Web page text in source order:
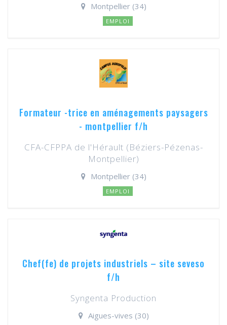
Montpellier (34)
EMPLOI
Formateur -trice en aménagements paysagers
- montpellier f/h
CFA-CFPPA de l'Hérault (Béziers-Pézenas-
Montpellier)
Montpellier (34)
EMPLOI
Chef(fe) de projets industriels – site seveso
f/h
Syngenta Production
Aigues-vives (30)